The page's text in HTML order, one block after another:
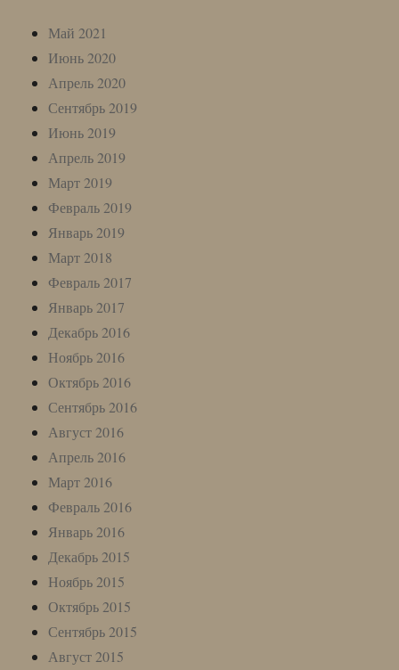
Май 2021
Июнь 2020
Апрель 2020
Сентябрь 2019
Июнь 2019
Апрель 2019
Март 2019
Февраль 2019
Январь 2019
Март 2018
Февраль 2017
Январь 2017
Декабрь 2016
Ноябрь 2016
Октябрь 2016
Сентябрь 2016
Август 2016
Апрель 2016
Март 2016
Февраль 2016
Январь 2016
Декабрь 2015
Ноябрь 2015
Октябрь 2015
Сентябрь 2015
Август 2015